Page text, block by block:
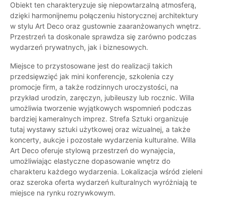
Obiekt ten charakteryzuje się niepowtarzalną atmosferą,
dzięki harmonijnemu połączeniu historycznej architektury
w stylu Art Deco oraz gustownie zaaranżowanych wnętrz.
Przestrzeń ta doskonale sprawdza się zarówno podczas
wydarzeń prywatnych, jak i biznesowych.
Miejsce to przystosowane jest do realizacji takich
przedsięwzięć jak mini konferencje, szkolenia czy
promocje firm, a także rodzinnych uroczystości, na
przykład urodzin, zaręczyn, jubileuszy lub rocznic. Willa
umożliwia tworzenie wyjątkowych wspomnień podczas
bardziej kameralnych imprez. Strefa Sztuki organizuje
tutaj wystawy sztuki użytkowej oraz wizualnej, a także
koncerty, aukcje i pozostałe wydarzenia kulturalne. Willa
Art Deco oferuje stylową przestrzeń do wynajęcia,
umożliwiając elastyczne dopasowanie wnętrz do
charakteru każdego wydarzenia. Lokalizacja wśród zieleni
oraz szeroka oferta wydarzeń kulturalnych wyróżniają te
miejsce na rynku rozrywkowym.